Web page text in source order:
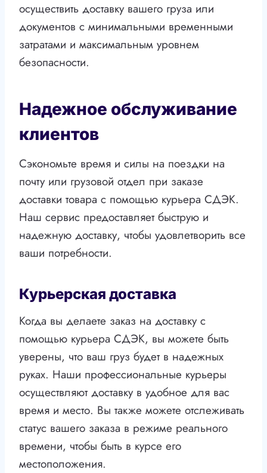
осуществить доставку вашего груза или
документов с минимальными временными
затратами и максимальным уровнем
безопасности.
Надежное обслуживание
клиентов
Сэкономьте время и силы на поездки на
почту или грузовой отдел при заказе
доставки товара с помощью курьера СДЭК.
Наш сервис предоставляет быструю и
надежную доставку, чтобы удовлетворить все
ваши потребности.
Курьерская доставка
Когда вы делаете заказ на доставку с
помощью курьера СДЭК, вы можете быть
уверены, что ваш груз будет в надежных
руках. Наши профессиональные курьеры
осуществляют доставку в удобное для вас
время и место. Вы также можете отслеживать
статус вашего заказа в режиме реального
времени, чтобы быть в курсе его
местоположения.